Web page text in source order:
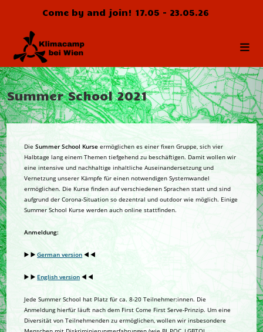
springen
Come by and join! 17.05 - 23.05.26
Summer School 2021
DieSummer School Kurse ermöglichen es einer fixen Gruppe, sich vier
Halbtage lang einem Themen tiefgehend zu beschäftigen. Damit wollen wir
eine intensive und nachhaltige inhaltliche Auseinandersetzung und
Vernetzung unserer Kämpfe für einen notwendigen Systemwandel
ermöglichen. Die Kurse finden auf verschiedenen Sprachen statt und sind
aufgrund der Corona-Situation so dezentral und outdoor wie möglich. Einige
Summer School Kurse werden auch online stattfinden.
Anmeldung:
▶️ ▶️German version ◀️ ◀️
▶️ ▶️English version ◀️ ◀️
Jede Summer School hat Platz für ca. 8-20 Teilnehmer:innen. Die
Anmeldung hierfür läuft nach dem First Come First Serve-Prinzip. Um eine
Diversität von Teilnehmenden zu ermöglichen, wollen wir insbesondere